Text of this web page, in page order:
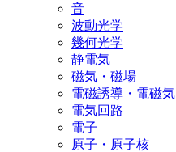
音
波動光学
幾何光学
静電気
磁気・磁場
電磁誘導・電磁気
電気回路
電子
原子・原子核